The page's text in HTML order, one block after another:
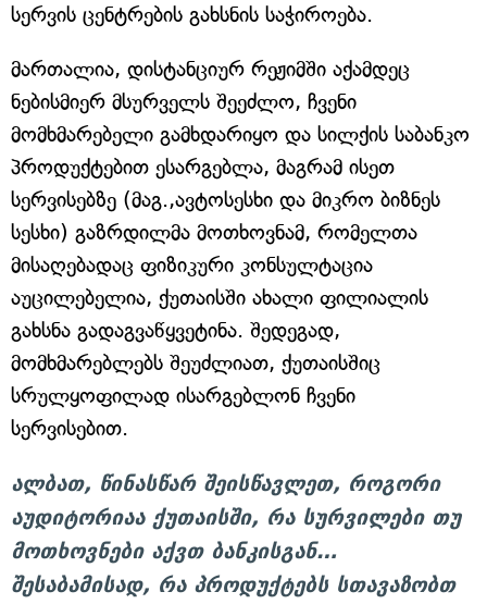
სერვის ცენტრების გახსნის საჭიროება.
მართალია, დისტანციურ რეჟიმში აქამდეც
ნებისმიერ მსურველს შეეძლო, ჩვენი
მომხმარებელი გამხდარიყო და სილქის საბანკო
პროდუქტებით ესარგებლა, მაგრამ ისეთ
სერვისებზე (მაგ.,ავტოსესხი და მიკრო ბიზნეს
სესხი) გაზრდილმა მოთხოვნამ, რომელთა
მისაღებადაც ფიზიკური კონსულტაცია
აუცილებელია, ქუთაისში ახალი ფილიალის
გახსნა გადაგვაწყვეტინა. შედეგად,
მომხმარებლებს შეუძლიათ, ქუთაისშიც
სრულყოფილად ისარგებლონ ჩვენი
სერვისებით.
ალბათ, წინასწარ შეისწავლეთ, როგორი
აუდიტორიაა ქუთაისში, რა სურვილები თუ
მოთხოვნები აქვთ ბანკისგან…
შესაბამისად, რა პროდუქტებს სთავაზობთ